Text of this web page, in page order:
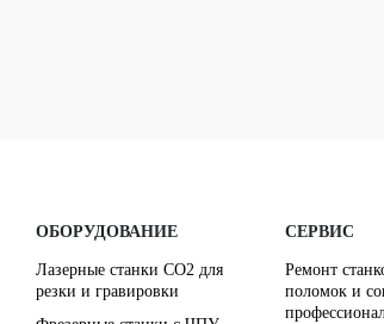
ОБОРУДОВАНИЕ
Лазерные станки CO2 для
резки и гравировки
СЕРВИС
Ремонт
поломок и